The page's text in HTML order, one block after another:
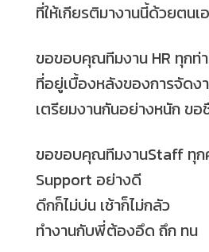
ที่ให้เกียรติมางานนี้ด้วยตนเ
ขอขอบคุณทีมงาน HR ทุกท่
ที่อยู่เบื้องหลังของการจัดง
เตรียมงานกันอย่างหนัก ขอ
ขอขอบคุณทีมงานStaff ทุก
Support อย่างดี
ดึกก็ไม่บ่น เช้าก็ไม่กลัว
ทำงานกับพี่ต้องอึด ถึก ทน